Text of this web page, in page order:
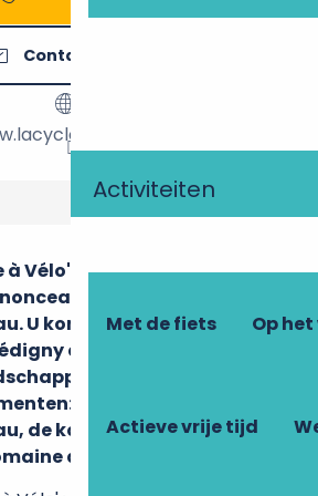
Activiteiten
Met de fiets Op
Actieve vrije tijd
Contacteer ons
Vélo' van zo’n 100 km
via Loches naar
U komt door prachtige
en Cormery, ontdekt
en natuurlijk
het kasteel van
de koninklijke stad
de Candé enz.